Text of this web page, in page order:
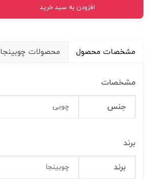
افزودن به سبد خرید
مشخصات محصول محصولات چوبینجا
مشخصات
جنس چوبی
برند
برند چوبینجا